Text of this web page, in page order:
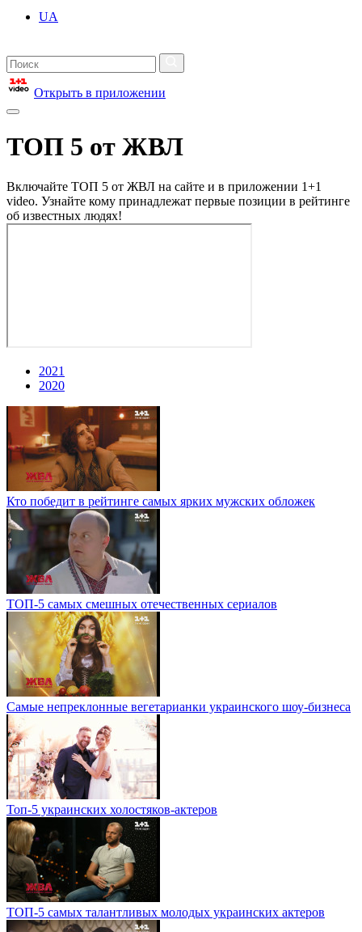
UA
Открыть в приложении
ТОП 5 от ЖВЛ
Включайте ТОП 5 от ЖВЛ на сайте и в приложении 1+1
video. Узнайте кому принадлежат первые позиции в рейтинге
об известных людях!
2021
2020
Кто победит в рейтинге самых ярких мужских обложек
ТОП-5 самых смешных отечественных сериалов
Самые непреклонные вегетарианки украинского шоу-бизнеса
Топ-5 украинских холостяков-актеров
ТОП-5 самых талантливых молодых украинских актеров